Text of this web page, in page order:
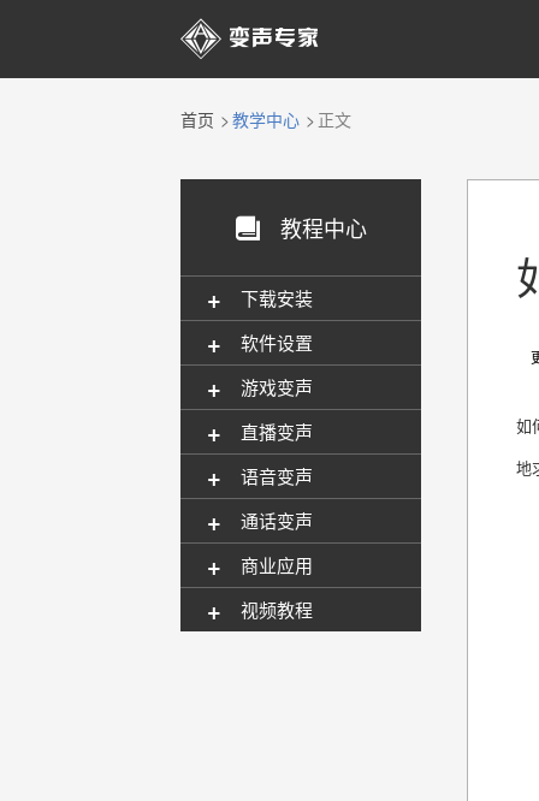

首页 教学中心 正文
 教程中心
下载安装
+
软件设置
+
游戏变声
+
直播变声
+
语音变声
+
通话变声
+
商业应用
+
视频教程
+
如
地